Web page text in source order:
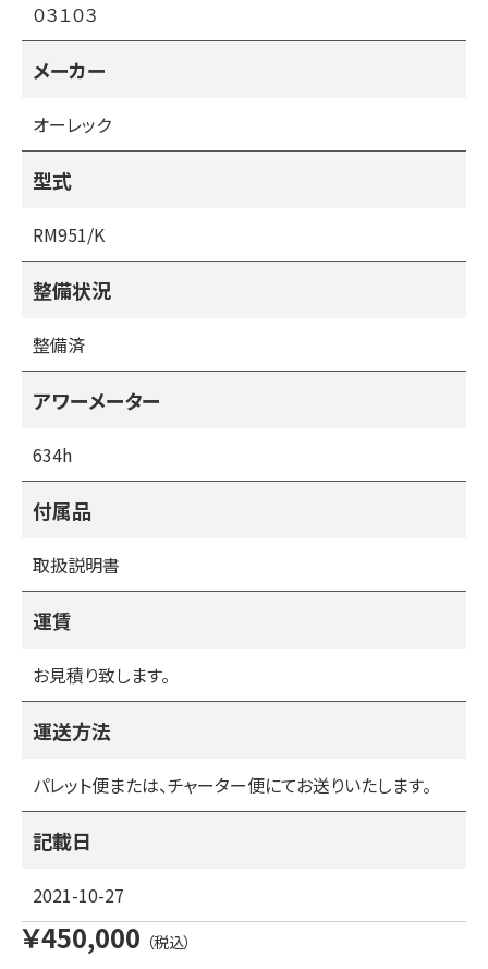
（重点整備ポイント内容）
中古の草刈機は草の水分でサビが出やすくフロントタイヤの
縦軸・横軸・刈り取り軸のガタ等のチェックが必要になりま
未整備の場合はその後高額な整備費用がかかる場合があり
ます。
商品の選択の際は部品の供給が可能も含め必ず確かめる点
まで分解整備し、オイルシール・ベアリング等も点検または
交換後に販売しておりますので安心してお使いいただけま
す。
また、部品の供給も問題ありません。
（整備済みの商品は１０項目の点検項目を点検し、調整また
１・各オイル点検・交換
３・各ワイヤー点検・交換
４・刈刃の交換
５・ブレーキ点検・交換
７・フロントタイヤの縦軸・横軸・刈り取り軸のガタ
８・油漏れ
９・エンジンオイルの交換
０３１０３
メーカー
オーレック
型式
RM951/K
整備状況
整備済
アワーメーター
634h
付属品
取扱説明書
運賃
お見積り致します。
運送方法
パレット便または、チャーター便にてお送りいたします。
記載日
2021-10-27
￥450,000 （税込）